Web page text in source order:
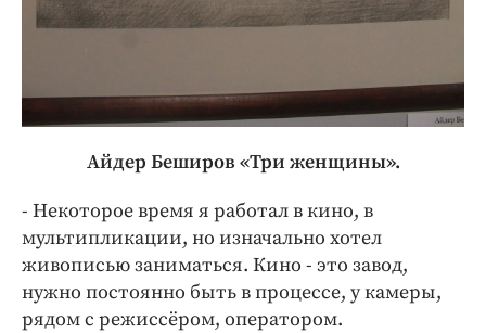
Айдер Беширов «Три женщины».
- Некоторое время я работал в кино, в
мультипликации, но изначально хотел
живописью заниматься. Кино - это завод,
нужно постоянно быть в процессе, у камеры,
рядом с режиссёром, оператором.